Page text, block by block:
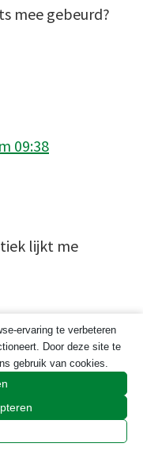
mee gebeurd?
09:38
lijkt me
met*
ervaring te verbeteren
Door deze site te
gebruik van cookies.